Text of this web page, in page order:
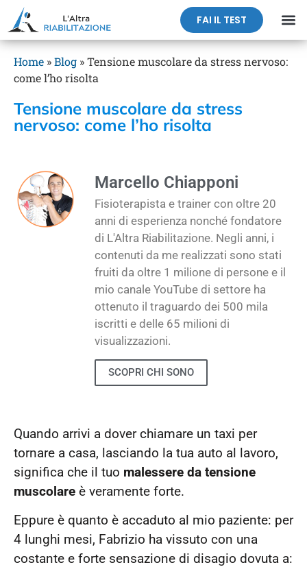
FAI IL TEST
Home »Blog »Tensione muscolare da stress nervoso:
come l’ho risolta
Tensione muscolare da stress
nervoso: come l’ho risolta
Marcello Chiapponi
Fisioterapista e trainer con oltre 20
anni di esperienza nonché fondatore
di L'Altra Riabilitazione. Negli anni, i
contenuti da me realizzati sono stati
fruiti da oltre 1 milione di persone e il
mio canale YouTube di settore ha
ottenuto il traguardo dei 500 mila
iscritti e delle 65 milioni di
visualizzazioni.
SCOPRI CHI SONO
Quando arrivi a dover chiamare un taxi per
tornare a casa, lasciando la tua auto al lavoro,
significa che il tuo malessere da tensione
muscolare è veramente forte.
Eppure è quanto è accaduto al mio paziente: per
4 lunghi mesi, Fabrizio ha vissuto con una
costante e forte sensazione di disagio dovuta a: